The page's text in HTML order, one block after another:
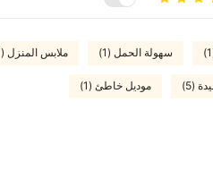
سهولة الحمل (1) ملابس المنزل (1)
(5) موديل خاطئ (1)